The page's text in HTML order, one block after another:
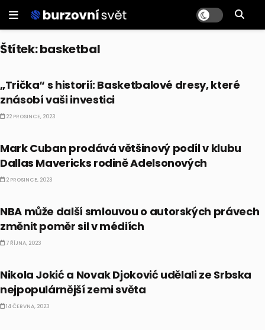
Štítek:basketbal
„Trička“ s historií: Basketbalové dresy, které
znásobí vaši investici
22 PROSINCE, 2023
Mark Cuban prodává většinový podíl v klubu
Dallas Mavericks rodině Adelsonových
2 PROSINCE, 2023
NBA může další smlouvou o autorských právech
změnit poměr sil v médiích
7 ŘÍJNA, 2023
Nikola Jokić a Novak Djoković udělali ze Srbska
nejpopulárnější zemi světa
14 ČERVNA, 2023